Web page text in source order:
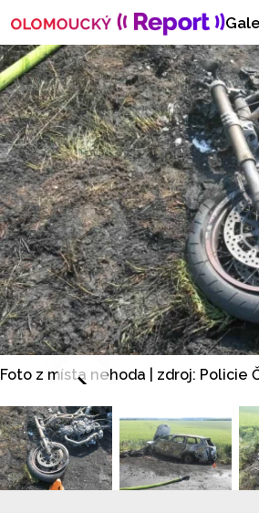
Foto z místa nehoda | zdroj: Policie